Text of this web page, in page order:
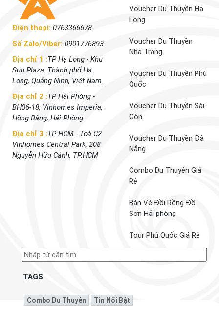
Điện thoại: 0763366678
Số Zalo/Viber: 0901776893
Địa chỉ 1 :TP Hạ Long - Khu
Sun Plaza, Thành phố Hạ
Long, Quảng Ninh, Việt Nam.
Địa chỉ 2 :TP Hải Phòng -
BH06-18, Vinhomes Imperia,
Hồng Bàng, Hải Phòng
Địa chỉ 3 :TP HCM - Toà C2
Vinhomes Central Park, 208
Nguyễn Hữu Cảnh, TP.HCM
Voucher Du Thuyền Hạ
Long
Voucher Du Thuyền
Nha Trang
Voucher Du Thuyền Phú
Quốc
Voucher Du Thuyền Sài
Gòn
Voucher Du Thuyền Đà
Nẵng
Combo Du Thuyền Giá
Rẻ
Bán Vé Đồi Rồng Đồ
Sơn Hải phòng
Tour Phú Quốc Giá Rẻ
TAGS
Combo Du Thuyền Tin Nổi Bật